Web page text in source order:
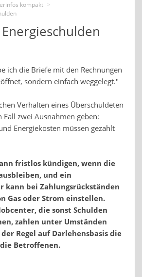
kompakt >
ich die Briefe mit den Rechnungen
sondern einfach weggelegt."
Verhalten eines Überschuldeten
Fall zwei Ausnahmen geben:
Energiekosten müssen gezahlt
fristlos kündigen, wenn die
und ein
kann bei Zahlungsrückständen
Gas oder Strom einstellen.
die sonst Schulden
zahlen unter Umständen
Regel auf Darlehensbasis die
Betroffenen.